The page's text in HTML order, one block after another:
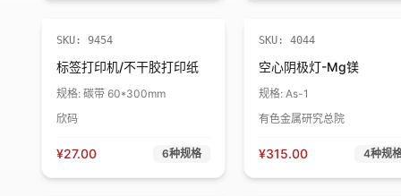
SKU: 9454
标签打印机/不干胶打印纸
规格: 碳带 60*300mm
欣码
¥27.00 6种规格
SKU: 4044
空心阴极灯-Mg镁
规格: As-1
有色金属研究总院
¥315.00 4种规